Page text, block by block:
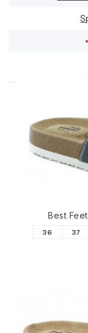
Best
36 37